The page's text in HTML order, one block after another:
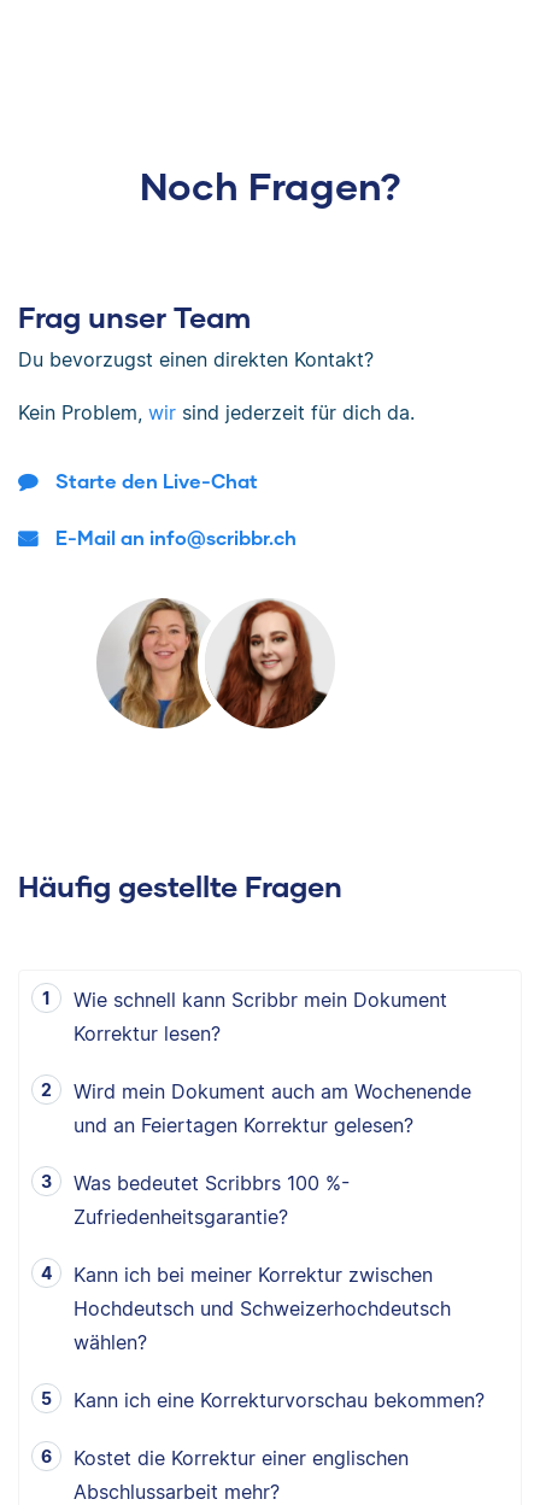
Noch Fragen?
Frag unser Team
Du bevorzugst einen direkten Kontakt?
Kein Problem, wir sind jederzeit für dich da.
Starte den Live-Chat
E-Mail an info@scribbr.ch
Häufig gestellte Fragen
Wie schnell kann Scribbr mein Dokument
Korrektur lesen?
Wird mein Dokument auch am Wochenende
und an Feiertagen Korrektur gelesen?
Was bedeutet Scribbrs 100 %-
Zufriedenheitsgarantie?
Kann ich bei meiner Korrektur zwischen
Hochdeutsch und Schweizerhochdeutsch
wählen?
Kann ich eine Korrekturvorschau bekommen?
Kostet die Korrektur einer englischen
Abschlussarbeit mehr?